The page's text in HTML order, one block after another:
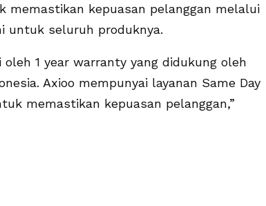
memastikan kepuasan pelanggan melalui
untuk seluruh produknya.
1 year warranty yang didukung oleh
Axioo mempunyai layanan Same Day
memastikan kepuasan pelanggan,”